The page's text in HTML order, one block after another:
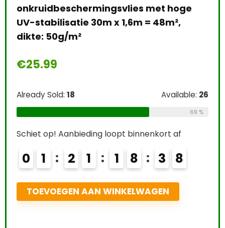
26Easy Life EasyCarbo Plantenmest, 500
€12.24
Already Sold: 21 Available:
Schiet op! Aanbieding loopt binnenkort af